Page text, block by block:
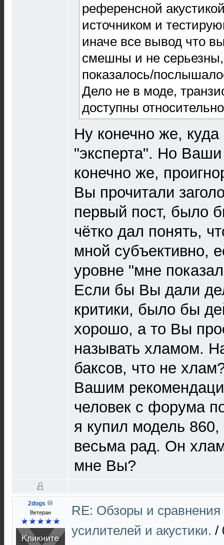
референсной
источником и
иначе все вывод что
смешны и не
показалось/
Дело не в моде,
доступны
Ну конечно же,
"эксперта". Но
конечно же,
Вы прочитали
первый пост, было
чётко дал понять,
мной субъективно,
уровне "мне
Если бы Вы дали
критики, было бы
хорошо, а то Вы
называть хламом.
баксов, что не
Вашим
человек с форума
я купил модель
весьма рад. Он
мне Вы?
2dogs
Ветеран
RE: Обзоры и
усилителей и акустики. /